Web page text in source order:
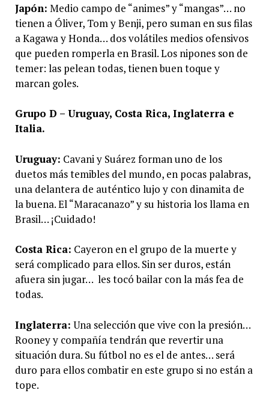
Japón: Medio campo de “animes” y “mangas”… no
tienen a Óliver, Tom y Benji, pero suman en sus filas
a Kagawa y Honda… dos volátiles medios ofensivos
que pueden romperla en Brasil. Los nipones son de
temer: las pelean todas, tienen buen toque y
marcan goles.
Grupo D – Uruguay, Costa Rica, Inglaterra e
Italia.
Uruguay: Cavani y Suárez forman uno de los
duetos más temibles del mundo, en pocas palabras,
una delantera de auténtico lujo y con dinamita de
la buena. El “Maracanazo” y su historia los llama en
Brasil… ¡Cuidado!
Costa Rica: Cayeron en el grupo de la muerte y
será complicado para ellos. Sin ser duros, están
afuera sin jugar… les tocó bailar con la más fea de
todas.
Inglaterra: Una selección que vive con la presión…
Rooney y compañía tendrán que revertir una
situación dura. Su fútbol no es el de antes… será
duro para ellos combatir en este grupo si no están a
tope.